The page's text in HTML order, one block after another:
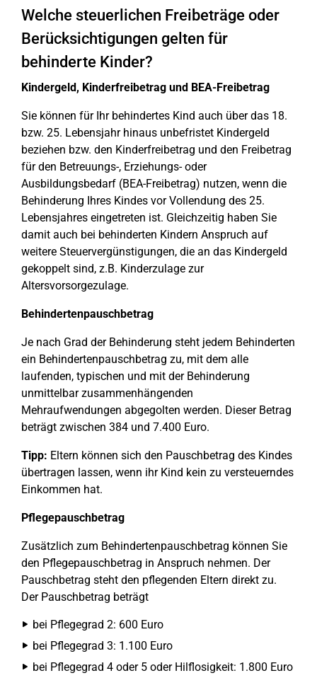
Welche steuerlichen Freibeträge oder
Berücksichtigungen gelten für
behinderte Kinder?
Kindergeld, Kinderfreibetrag und BEA-Freibetrag
Sie können für Ihr behindertes Kind auch über das 18.
bzw. 25. Lebensjahr hinaus unbefristet Kindergeld
beziehen bzw. den Kinderfreibetrag und den Freibetrag
für den Betreuungs-, Erziehungs- oder
Ausbildungsbedarf (BEA-Freibetrag) nutzen, wenn die
Behinderung Ihres Kindes vor Vollendung des 25.
Lebensjahres eingetreten ist. Gleichzeitig haben Sie
damit auch bei behinderten Kindern Anspruch auf
weitere Steuervergünstigungen, die an das Kindergeld
gekoppelt sind, z.B. Kinderzulage zur
Altersvorsorgezulage.
Behindertenpauschbetrag
Je nach Grad der Behinderung steht jedem Behinderten
ein Behindertenpauschbetrag zu, mit dem alle
laufenden, typischen und mit der Behinderung
unmittelbar zusammenhängenden
Mehraufwendungen abgegolten werden. Dieser Betrag
beträgt zwischen 384 und 7.400 Euro.
Tipp: Eltern können sich den Pauschbetrag des Kindes
übertragen lassen, wenn ihr Kind kein zu versteuerndes
Einkommen hat.
Pflegepauschbetrag
Zusätzlich zum Behindertenpauschbetrag können Sie
den Pflegepauschbetrag in Anspruch nehmen. Der
Pauschbetrag steht den pflegenden Eltern direkt zu.
Der Pauschbetrag beträgt
bei Pflegegrad 2: 600 Euro
bei Pflegegrad 3: 1.100 Euro
bei Pflegegrad 4 oder 5 oder Hilflosigkeit: 1.800 Euro